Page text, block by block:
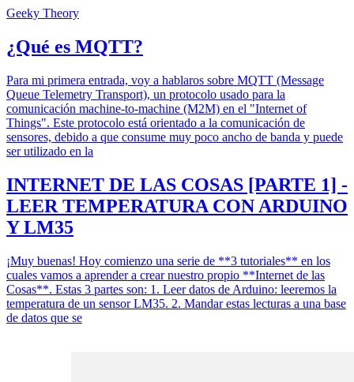
Geeky Theory
¿Qué es MQTT?
Para mi primera entrada, voy a hablaros sobre MQTT (Message
Queue Telemetry Transport), un protocolo usado para la
comunicación machine-to-machine (M2M) en el "Internet of
Things". Este protocolo está orientado a la comunicación de
sensores, debido a que consume muy poco ancho de banda y puede
ser utilizado en la
INTERNET DE LAS COSAS [PARTE 1] -
LEER TEMPERATURA CON ARDUINO
Y LM35
¡Muy buenas! Hoy comienzo una serie de **3 tutoriales** en los
cuales vamos a aprender a crear nuestro propio **Internet de las
Cosas**. Estas 3 partes son: 1. Leer datos de Arduino: leeremos la
temperatura de un sensor LM35. 2. Mandar estas lecturas a una base
de datos que se